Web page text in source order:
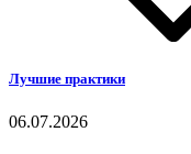
Лучшие практики
06.07.2026